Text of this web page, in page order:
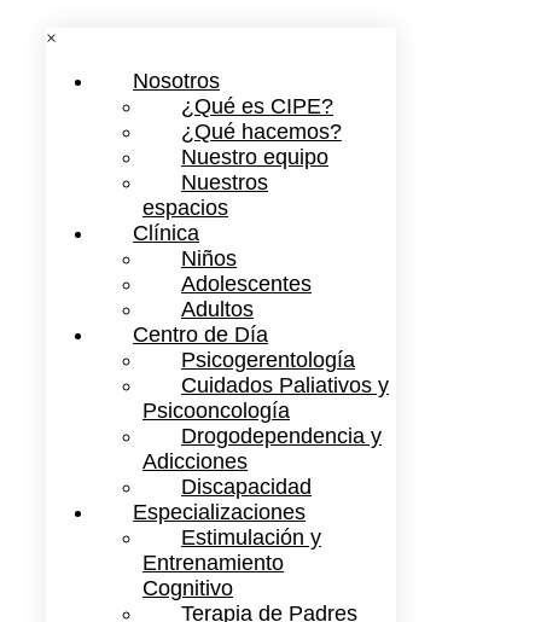
×
Nosotros
¿Qué es CIPE?
¿Qué hacemos?
Nuestro equipo
Nuestros
espacios
Clínica
Niños
Adolescentes
Adultos
Centro de Día
Psicogerentología
Cuidados Paliativos y
Psicooncología
Drogodependencia y
Adicciones
Discapacidad
Especializaciones
Estimulación y
Entrenamiento
Cognitivo
Terapia de Padres